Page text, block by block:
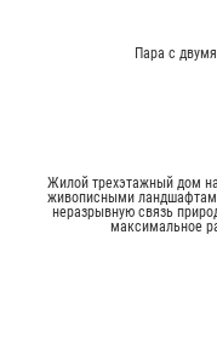
Пара с
Жилой трехэтажный дом
живописными
неразрывную связь
максимальное